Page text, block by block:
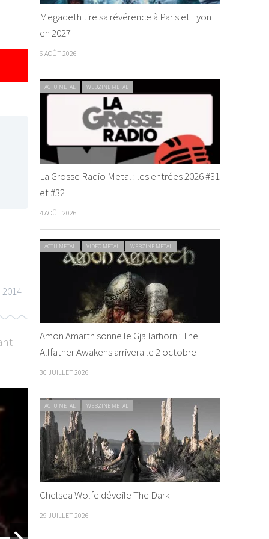
2014
ACTU METAL WEBZINE METAL
Megadeth tire sa révérence à Paris et Lyon
en 2027
6 AOÛT 2026
ACTU METAL WEBZINE METAL
La Grosse Radio Metal : les entrées 2026 #31
et #32
4 AOÛT 2026
ACTU METAL VIDEO METAL WEBZINE METAL
Amon Amarth sonne le Gjallarhorn : The
Allfather Awakens arrivera le 2 octobre
30 JUILLET 2026
ACTU METAL WEBZINE METAL
Chelsea Wolfe dévoile The Dark
29 JUILLET 2026